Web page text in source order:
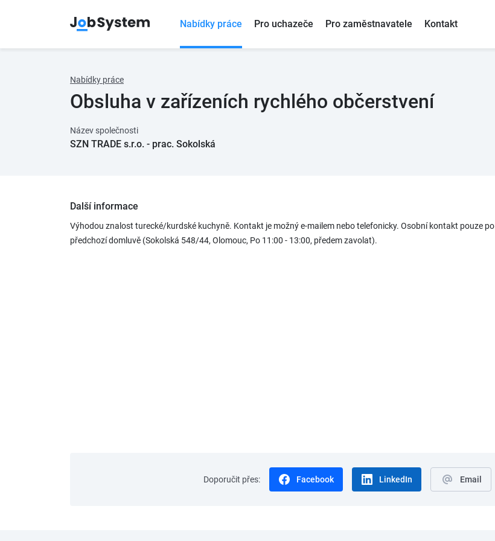
Nabídky práce Pro uchazeče Pro zaměstnavatele Kontakt
Nabídky práce
Obsluha v zařízeních rychlého občerstvení
Název společnosti
SZN TRADE s.r.o. - prac. Sokolská
Další informace
Výhodou znalost turecké/kurdské kuchyně. Kontakt je možný e-mailem nebo telefonicky. Osobní kontakt pouze po
předchozí domluvě (Sokolská 548/44, Olomouc, Po 11:00 - 13:00, předem zavolat).
Doporučit přes: Facebook LinkedIn Email